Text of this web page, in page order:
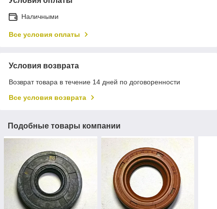
Наличными
Все условия оплаты
Условия возврата
Возврат товара в течение 14 дней по договоренности
Все условия возврата
Подобные товары компании